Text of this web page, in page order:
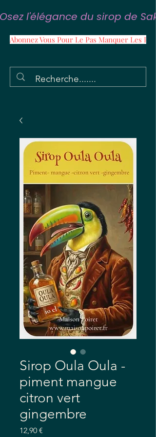
Osez l'élégance du sirop de
Abonnez Vous Pour Le Pas Manquer Les
Sirop Oula Oula -
piment mangue
citron vert
gingembre
12,90 €